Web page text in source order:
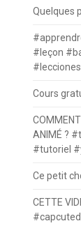
Quelques
#leçon
#lecciones
Cours
COMMENT
ANIMÉ ?
#tutoriel
Ce petit
CETTE